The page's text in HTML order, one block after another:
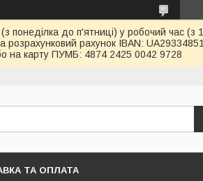
понеділка до п'ятниці) у робочий час
розрахунковий рахунок IBAN:
на карту ПУМБ: 4874 2425 0042 9728
ТА ОПЛАТА